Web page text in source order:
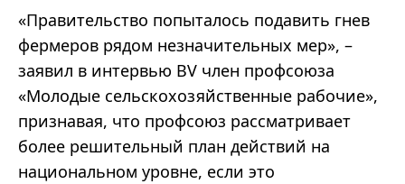
«Правительство попыталось подавить гнев
фермеров рядом незначительных мер», –
заявил в интервью BV член профсоюза
«Молодые сельскохозяйственные рабочие»,
признавая, что профсоюз рассматривает
более решительный план действий на
национальном уровне, если это